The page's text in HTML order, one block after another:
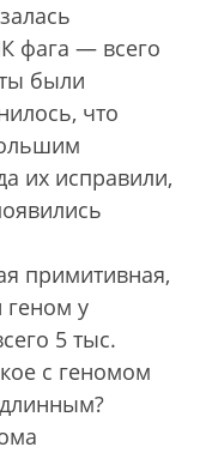
фага — всего
были
что
их исправили,
примитивная,
геном у
5 тыс.
с геномом